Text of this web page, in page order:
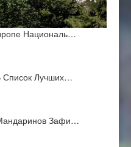
Националь…
Список Лучших…
Зафи…